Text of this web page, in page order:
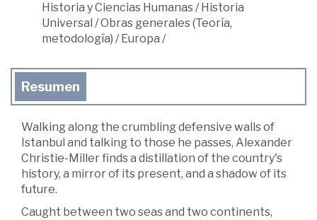
Historia y Ciencias Humanas/ Historia
Universal /Obras generales (Teoría,
metodología) / Europa /
Resumen
Walking along the crumbling defensive walls of
Istanbul and talking to those he passes, Alexander
Christie-Miller finds a distillation of the country's
history, a mirror of its present, and a shadow of its
future.
Caught between two seas and two continents,